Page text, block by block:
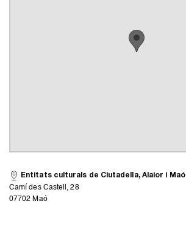
Entitats culturals de Ciutadella, Alaior i Maó
Camí des Castell, 28
07702 Maó